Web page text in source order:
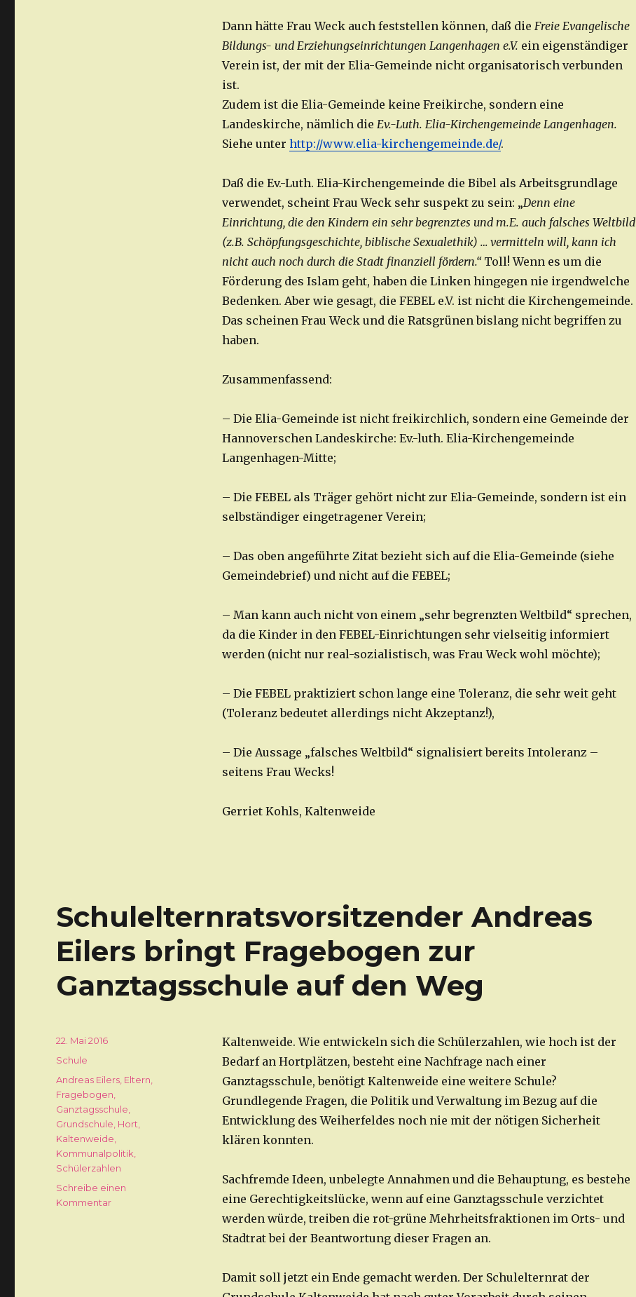
Dann hätte Frau Weck auch feststellen können, daß die Freie Evangelische
Bildungs- und Erziehungseinrichtungen Langenhagen e.V. ein eigenständiger
Verein ist, der mit der Elia-Gemeinde nicht organisatorisch verbunden
ist.
Zudem ist die Elia-Gemeinde keine Freikirche, sondern eine
Landeskirche, nämlich die Ev.-Luth. Elia-Kirchengemeinde Langenhagen.
Siehe unter http://www.elia-kirchengemeinde.de/.
Daß die Ev.-Luth. Elia-Kirchengemeinde die Bibel als Arbeitsgrundlage
verwendet, scheint Frau Weck sehr suspekt zu sein: „Denn eine
Einrichtung, die den Kindern ein sehr begrenztes und m.E. auch falsches Weltbild
(z.B. Schöpfungsgeschichte, biblische Sexualethik) … vermitteln will, kann ich
nicht auch noch durch die Stadt finanziell fördern.“Toll! Wenn es um die
Förderung des Islam geht, haben die Linken hingegen nie irgendwelche
Bedenken. Aber wie gesagt, die FEBEL e.V. ist nicht die Kirchengemeinde.
Das scheinen Frau Weck und die Ratsgrünen bislang nicht begriffen zu
haben.
Zusammenfassend:
– Die Elia-Gemeinde ist nicht freikirchlich, sondern eine Gemeinde der
Hannoverschen Landeskirche: Ev.-luth. Elia-Kirchengemeinde
Langenhagen-Mitte;
– Die FEBEL als Träger gehört nicht zur Elia-Gemeinde, sondern ist ein
selbständiger eingetragener Verein;
– Das oben angeführte Zitat bezieht sich auf die Elia-Gemeinde (siehe
Gemeindebrief) und nicht auf die FEBEL;
– Man kann auch nicht von einem „sehr begrenzten Weltbild“ sprechen,
da die Kinder in den FEBEL-Einrichtungen sehr vielseitig informiert
werden (nicht nur real-sozialistisch, was Frau Weck wohl möchte);
– Die FEBEL praktiziert schon lange eine Toleranz, die sehr weit geht
(Toleranz bedeutet allerdings nicht Akzeptanz!),
– Die Aussage „falsches Weltbild“ signalisiert bereits Intoleranz –
seitens Frau Wecks!
Gerriet Kohls, Kaltenweide
Schulelternratsvorsitzender Andreas
Eilers bringt Fragebogen zur
Ganztagsschule auf den Weg
Kaltenweide. Wie entwickeln sich die Schülerzahlen, wie hoch ist der
Bedarf an Hortplätzen, besteht eine Nachfrage nach einer
Ganztagsschule, benötigt Kaltenweide eine weitere Schule?
Grundlegende Fragen, die Politik und Verwaltung im Bezug auf die
Entwicklung des Weiherfeldes noch nie mit der nötigen Sicherheit
klären konnten.
Sachfremde Ideen, unbelegte Annahmen und die Behauptung, es bestehe
eine Gerechtigkeitslücke, wenn auf eine Ganztagsschule verzichtet
werden würde, treiben die rot-grüne Mehrheitsfraktionen im Orts- und
Stadtrat bei der Beantwortung dieser Fragen an.
Damit soll jetzt ein Ende gemacht werden. Der Schulelternrat der
Veröffentlicht
am
22. Mai 2016
Kategorien
Schule
Schlagwörter
Andreas Eilers Eltern
Fragebogen
Ganztagsschule
Grundschule Hort
Kaltenweide
Kommunalpolitik
Schülerzahlen
Schreibe einen
Kommentar
Schulelternratsvorsitzender